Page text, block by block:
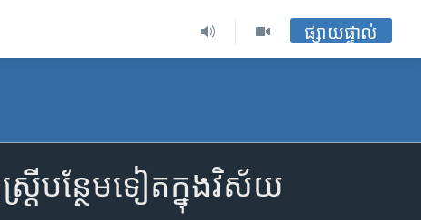
ផ្សាយផ្ទាល់
ត្រី​បន្ថែម​ទៀត​ក្នុង​វិស័យ​